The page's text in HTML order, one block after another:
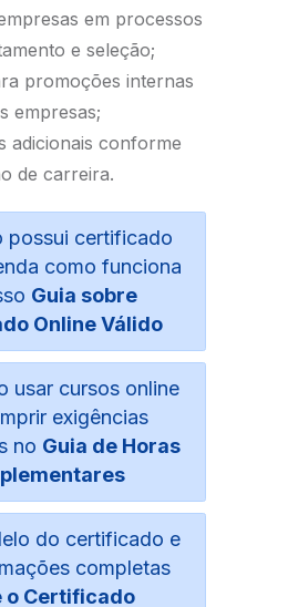
em processos
e seleção;
promoções internas
empresas;
adicionais conforme
de carreira.
possui certificado
como funciona
Guia sobre
Online Válido
usar cursos online
exigências
no Guia de Horas
do certificado e
completas
o Certificado